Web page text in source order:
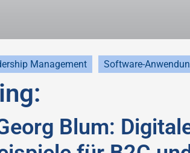
Management Software-
Blum: